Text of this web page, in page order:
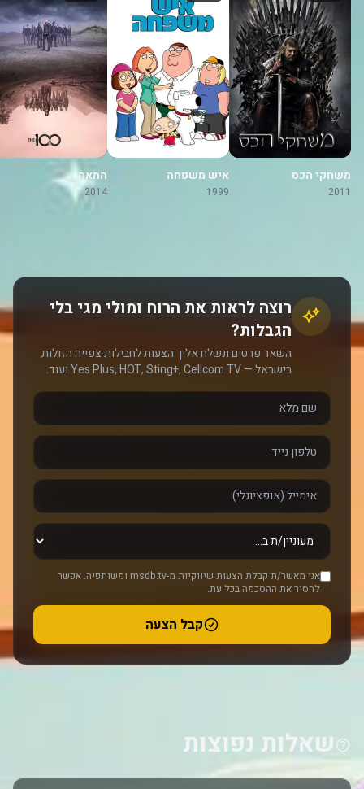
משחקי הכס
2011
איש משפחה
1999
המאה
2014
רוצה לראות את הרוח ומולי מגי בלי
הגבלות?
השאר פרטים ונשלח אליך הצעות לחבילות צפייה הזולות
בישראל — Yes Plus, HOT, Sting+, Cellcom TV ועוד.
אני מאשר/ת קבלת הצעות שיווקיות מ-msdb.tv ומשותפיה. אפשר
להסיר את ההסכמה בכל עת.
קבל הצעה
שאלות נפוצות